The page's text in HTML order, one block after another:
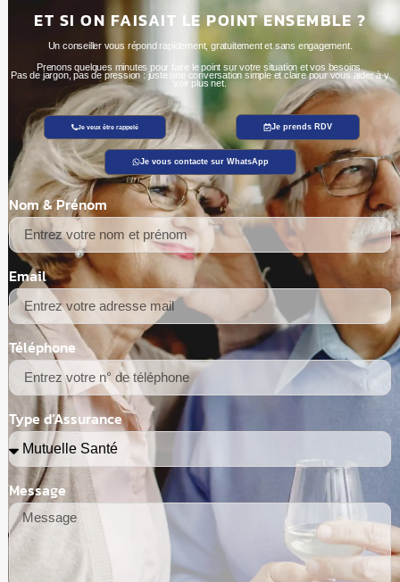
ET SI ON FAISAIT LE POINT ENSEMBLE ?
Un conseiller vous répond rapidement, gratuitement et sans engagement.
Prenons quelques minutes pour faire le point sur votre situation et vos besoins.
Pas de jargon, pas de pression : juste une conversation simple et claire pour vous aider à y
voir plus net.
Je veux être rappelé Je prends RDV
Je vous contacte sur WhatsApp
Nom & Prénom
Email
Téléphone
Type d’Assurance
Message